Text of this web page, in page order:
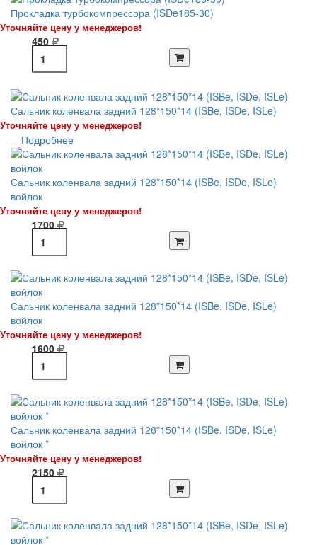
Прокладка турбокомпрессора (ISDe185-30)
Уточняйте цену у менеджеров!
450
Сальник коленвала задний 128*150*14 (ISBe, ISDe, ISLe)
Уточняйте цену у менеджеров!
Подробнее
Сальник коленвала задний 128*150*14 (ISBe, ISDe, ISLe)
войлок
Уточняйте цену у менеджеров!
1700
Сальник коленвала задний 128*150*14 (ISBe, ISDe, ISLe)
войлок
Уточняйте цену у менеджеров!
1600
Сальник коленвала задний 128*150*14 (ISBe, ISDe, ISLe)
войлок *
Уточняйте цену у менеджеров!
2150